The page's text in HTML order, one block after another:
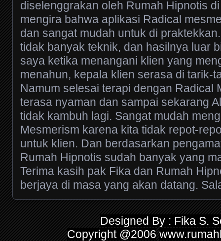
diselenggrakan oleh Rumah Hipnotis
mengira bahwa aplikasi Radical
dan sangat mudah untuk di
tidak banyak teknik, dan hasilnya luar
saya ketika menangani klien yang
menahun, kepala klien serasa di tarik-
Namum selesai terapi dengan Radical
terasa nyaman dan sampai sekarang
tidak kambuh lagi. Sangat mudah
Mesmerism karena kita tidak repot-
untuk klien. Dan berdasarkan
Rumah Hipnotis sudah banyak yang
Terima kasih pak Fika dan Rumah
berjaya di masa yang akan datang.
Designed By : Fika S.
Copyright @2006